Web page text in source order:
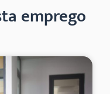
emprego